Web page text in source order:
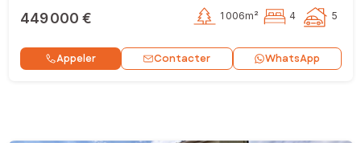
449 000 € 1 006m² 4 5
Appeler Contacter WhatsApp